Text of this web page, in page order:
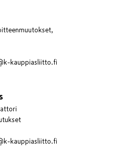
kauppiasliitto.fi
kauppiasliitto.fi